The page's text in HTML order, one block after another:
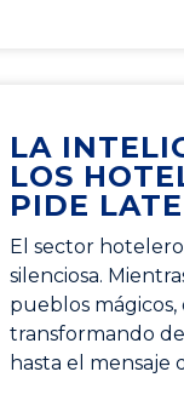
LA
LOS
PIDE
El sector
silenciosa.
pueblos
transformando
hasta el mensaje